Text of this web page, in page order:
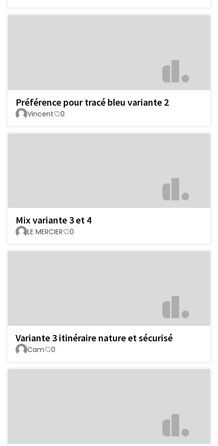
Préférence pour tracé bleu variante 2
Vincent 0
Mix variante 3 et 4
LE MERCIER 0
Variante 3 itinéraire nature et sécurisé
Cam 0